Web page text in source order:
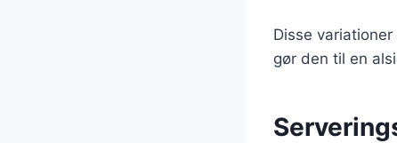
Disse
gør den til en